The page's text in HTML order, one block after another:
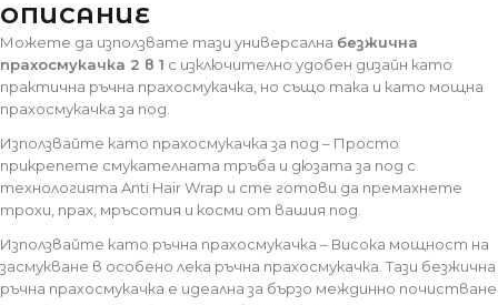
ОПИСАНИЕ
Можете да използвате тази универсална безжична
прахосмукачка 2 в 1 с изключително удобен дизайн като
практична ръчна прахосмукачка, но също така и като мощна
прахосмукачка за под.
Използвайте като прахосмукачка за под – Просто
прикрепете смукателната тръба и дюзата за под с
технологията Anti Hair Wrap и сте готови да премахнете
трохи, прах, мръсотия и косми от вашия под.
Използвайте като ръчна прахосмукачка – Висока мощност на
засмукване в особено лека ръчна прахосмукачка. Тази безжична
ръчна прахосмукачка е идеална за бързо междинно почистване